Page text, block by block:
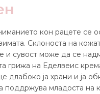
кон рацете се
Склоноста на
и сувост може да се
грижа на Еделвеис
длабоко ја храни и ја
поддржува младоста на